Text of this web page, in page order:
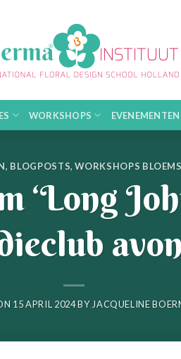
WORKSHOPS EVENEMENTEN
, BLOGPOSTS,WORKSHOPS
‘Long
15 APRIL 2024BYJACQUELINE